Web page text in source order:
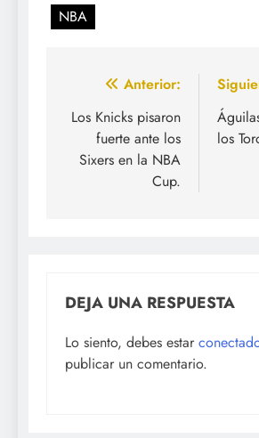
NBA
Navegación
de
entradas
Anterior:
Los Knicks pisaron
fuerte ante los
Sixers en la NBA
Cup.
los
DEJA UNA RESPUESTA
Lo siento, debes estar
publicar un comentario.